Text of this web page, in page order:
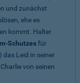
und zunächst
ehe es
kommt. Halter
Schutzesfür
das Leid in seiner
von seinen